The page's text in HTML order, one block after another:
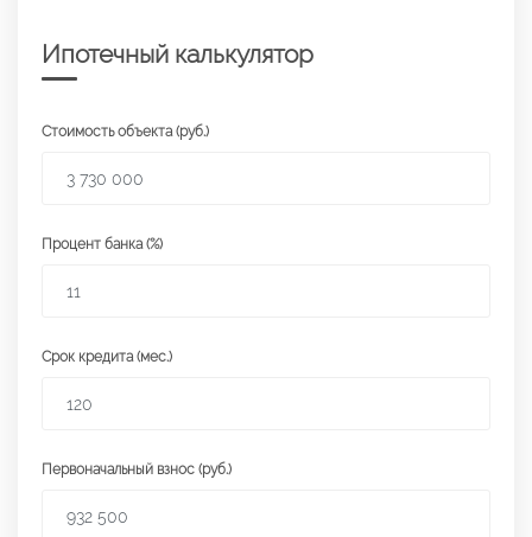
Ипотечный калькулятор
Стоимость объекта (руб.)
Процент банка (%)
Срок кредита (мес.)
Первоначальный взнос (руб.)